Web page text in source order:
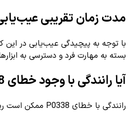
مدت زمان تقریبی
با توجه به پیچیدگی عیب‌یابی در این
بسته به مهارت فرد و دسترسی به
آیا رانندگی با وجود خطای P0338 خطرناک است؟
رانندگی با خطای P0338 ممکن است ریسک‌هایی در پی داشته باشد که به شرح زیر است: